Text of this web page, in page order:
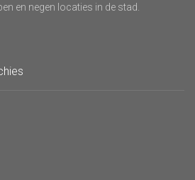
en negen locaties in de stad.